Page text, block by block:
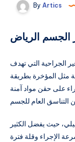
By Artics
الجسم الرياض
الجراحية التي تهدف
مثل المؤخرة بطريقة
على حقن مواد آمنة
حيث يفضل الكثير
الإجراء وقلة فترة